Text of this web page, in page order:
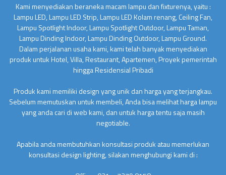
Kami menyediakan beraneka macam lampu dan fixturenya, yaitu :
Lampu LED, Lampu LED Strip, Lampu LED Kolam renang, Ceiling Fan,
Lampu Spotlight Indoor, Lampu Spotlight Outdoor, Lampu Taman,
Lampu Dinding Indoor, Lampu Dinding Outdoor, Lampu Ground.
Dalam perjalanan usaha kami, kami telah banyak menyediakan
produk untuk Hotel, Villa, Restaurant, Apartemen, Proyek pemerintah
hingga Residensial Pribadi
Produk kami memiliki design yang unik dan harga yang terjangkau.
Sebelum memutuskan untuk membeli, Anda bisa melihat harga lampu
yang anda cari di web kami, dan untuk harga tentu saja masih
negotiable.
Apabila anda membutuhkan konsultasi produk atau memerlukan
konsultasi design lighting, silakan menghubungi kami di :